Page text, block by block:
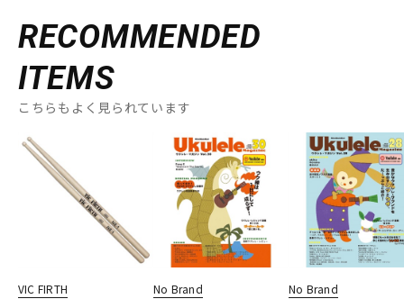
RECOMMENDED
ITEMS
こちらもよく見られています
VIC FIRTH
No Brand
No Brand